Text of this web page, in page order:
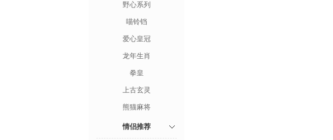
野心系列
喵铃铛
爱心皇冠
龙年生肖
拳皇
上古玄灵
熊猫麻将
情侣推荐